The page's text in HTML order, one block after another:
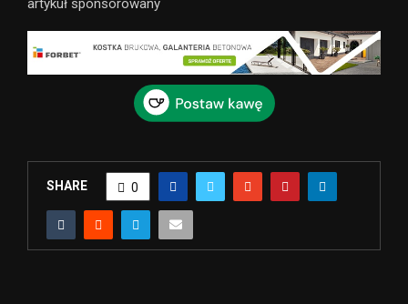
artykuł sponsorowany
SHARE 0